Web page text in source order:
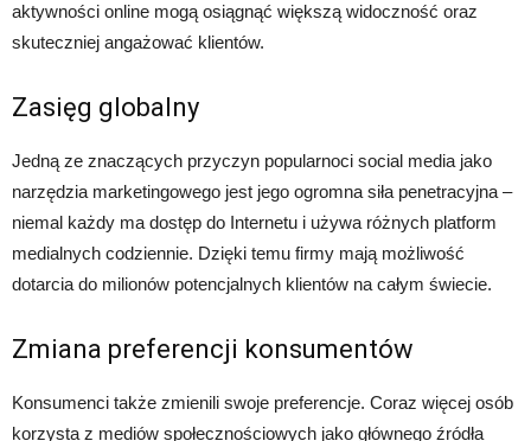
aktywności online mogą osiągnąć większą widoczność oraz
skuteczniej angażować klientów.
Zasięg globalny
Jedną ze znaczących przyczyn popularnoci social media jako
narzędzia marketingowego jest jego ogromna siła penetracyjna –
niemal każdy ma dostęp do Internetu i używa różnych platform
medialnych codziennie. Dzięki temu firmy mają możliwość
dotarcia do milionów potencjalnych klientów na całym świecie.
Zmiana preferencji konsumentów
Konsumenci także zmienili swoje preferencje. Coraz więcej osób
korzysta z mediów społecznościowych jako głównego źródła